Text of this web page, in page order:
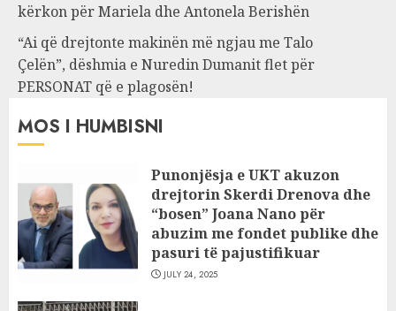
kërkon për Mariela dhe Antonela Berishën
“Ai që drejtonte makinën më ngjau me Talo
Çelën”, dëshmia e Nuredin Dumanit flet për
PERSONAT që e plagosën!
MOS I HUMBISNI
Punonjësja e UKT akuzon
drejtorin Skerdi Drenova dhe
“bosen” Joana Nano për
abuzim me fondet publike dhe
pasuri të pajustifikuar
JULY 24, 2025